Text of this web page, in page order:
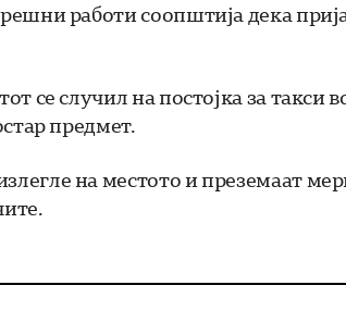
работи соопштија дека
се случил на постојка за такси
предмет.
на местото и преземаат